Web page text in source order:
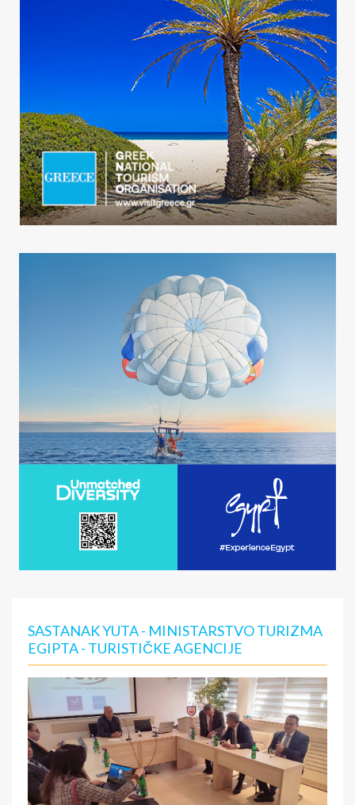
SASTANAK YUTA - MINISTARSTVO TURIZMA
EGIPTA - TURISTIČKE AGENCIJE